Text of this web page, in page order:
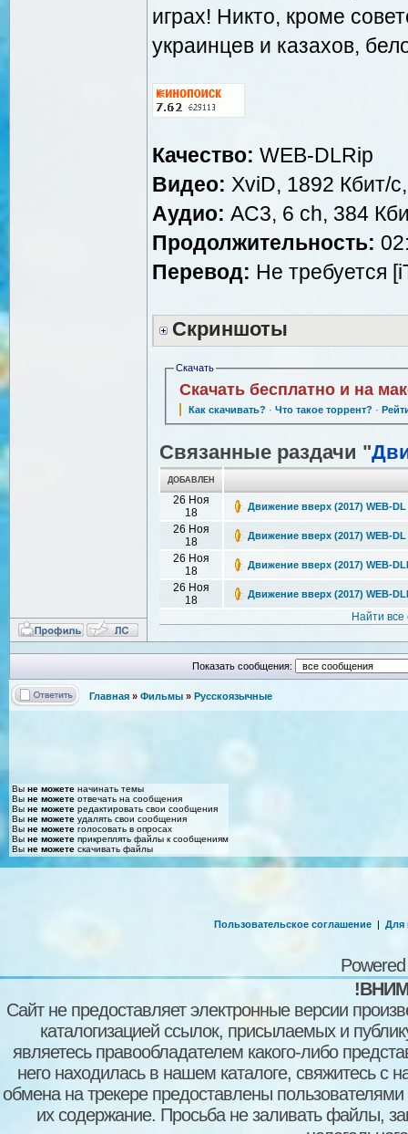
играх! Никто, кроме
украинцев и казахов,
Качество: WEB-DLRip
Видео: XviD, 1892 Кбит/
Аудио: AC3, 6 ch, 384
Продолжительность:
Перевод: Не требуется
Скриншоты
Скачать
Скачать бесплатно и на
Как скачивать? · Что такое торрент? ·
Связанные раздачи "
ДОБАВЛЕН
26 Ноя
18
Движение вверх (2017) WEB-
26 Ноя
18
Движение вверх (2017) WEB-
26 Ноя
18
Движение вверх (2017) WEB-
26 Ноя
18
Движение вверх (2017) WEB-
Найти
Показать сообщения:
Главная » Фильмы » Русскоязычные
Вы не можете начинать темы
Вы не можете отвечать на сообщения
Вы не можете редактировать свои сообщения
Вы не можете удалять свои сообщения
Вы не можете голосовать в опросах
Вы не можете прикреплять файлы к сообщениям
Вы не можете скачивать файлы
Пользовательское соглашение | Для
Сайт не предоставляет электронные версии
каталогизацией ссылок, присылаемых и
являетесь правообладателем какого-либо
него находилась в нашем каталоге, свяжитесь
обмена на трекере предоставлены пользователями
их содержание. Просьба не заливать файлы,